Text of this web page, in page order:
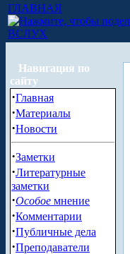
ГЛАВНАЯ
ВСЛУХ
Навигация по
сайту
·Главная
·Материалы
·Новости
·Заметки
·Литературные
заметки
·Особое мнение
·Комментарии
·Публичные дела
·Преподаватели